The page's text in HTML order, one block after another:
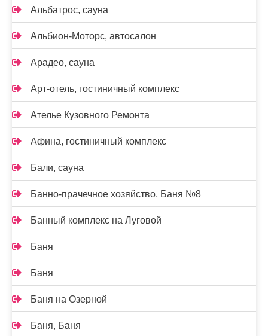
Альбатрос, сауна
Альбион-Моторс, автосалон
Арадео, сауна
Арт-отель, гостиничный комплекс
Ателье Кузовного Ремонта
Афина, гостиничный комплекс
Бали, сауна
Банно-прачечное хозяйство, Баня №8
Банный комплекс на Луговой
Баня
Баня
Баня на Озерной
Баня, Баня